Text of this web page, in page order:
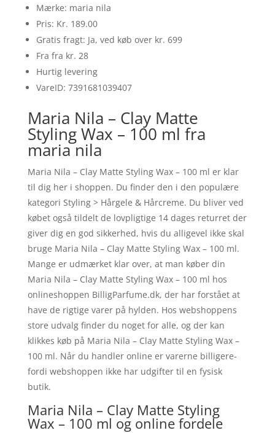
Mærke: maria nila
Pris: Kr. 189.00
Gratis fragt: Ja, ved køb over kr. 699
Fra fra kr. 28
Hurtig levering
VareID: 7391681039407
Maria Nila – Clay Matte
Styling Wax – 100 ml fra
maria nila
Maria Nila – Clay Matte Styling Wax – 100 ml er klar
til dig her i shoppen. Du finder den i den populære
kategori Styling > Hårgele & Hårcreme. Du bliver ved
købet også tildelt de lovpligtige 14 dages returret der
giver dig en god sikkerhed, hvis du alligevel ikke skal
bruge Maria Nila – Clay Matte Styling Wax – 100 ml.
Mange er udmærket klar over, at man køber din
Maria Nila – Clay Matte Styling Wax – 100 ml hos
onlineshoppen BilligParfume.dk, der har forstået at
have de rigtige varer på hylden. Hos webshoppens
store udvalg finder du noget for alle, og der kan
klikkes køb på Maria Nila – Clay Matte Styling Wax –
100 ml. Når du handler online er varerne billigere-
fordi webshoppen ikke har udgifter til en fysisk
butik.
Maria Nila – Clay Matte Styling
Wax – 100 ml og online fordele